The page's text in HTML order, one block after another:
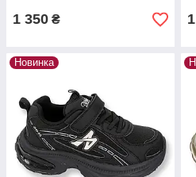
1 350 ₴
Новинка